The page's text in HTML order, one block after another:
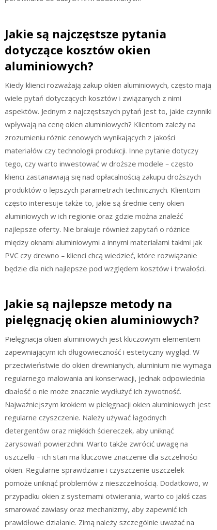
Jakie są najczęstsze pytania
dotyczące kosztów okien
aluminiowych?
Kiedy klienci rozważają zakup okien aluminiowych, często mają
wiele pytań dotyczących kosztów i związanych z nimi
aspektów. Jednym z najczęstszych pytań jest to, jakie czynniki
wpływają na cenę okien aluminiowych? Klientom zależy na
zrozumieniu różnic cenowych wynikających z jakości
materiałów czy technologii produkcji. Inne pytanie dotyczy
tego, czy warto inwestować w droższe modele – często
klienci zastanawiają się nad opłacalnością zakupu droższych
produktów o lepszych parametrach technicznych. Klientom
często interesuje także to, jakie są średnie ceny okien
aluminiowych w ich regionie oraz gdzie można znaleźć
najlepsze oferty. Nie brakuje również zapytań o różnice
między oknami aluminiowymi a innymi materiałami takimi jak
PVC czy drewno – klienci chcą wiedzieć, które rozwiązanie
będzie dla nich najlepsze pod względem kosztów i trwałości.
Jakie są najlepsze metody na
pielęgnację okien aluminiowych?
Pielęgnacja okien aluminiowych jest kluczowym elementem
zapewniającym ich długowieczność i estetyczny wygląd. W
przeciwieństwie do okien drewnianych, aluminium nie wymaga
regularnego malowania ani konserwacji, jednak odpowiednia
dbałość o nie może znacznie wydłużyć ich żywotność.
Najważniejszym krokiem w pielęgnacji okien aluminiowych jest
regularne czyszczenie. Należy używać łagodnych
detergentów oraz miękkich ściereczek, aby uniknąć
zarysowań powierzchni. Warto także zwrócić uwagę na
uszczelki – ich stan ma kluczowe znaczenie dla szczelności
okien. Regularne sprawdzanie i czyszczenie uszczelek
pomoże uniknąć problemów z nieszczelnością. Dodatkowo, w
przypadku okien z systemami otwierania, warto co jakiś czas
smarować zawiasy oraz mechanizmy, aby zapewnić ich
prawidłowe działanie. Zimą należy szczególnie uważać na